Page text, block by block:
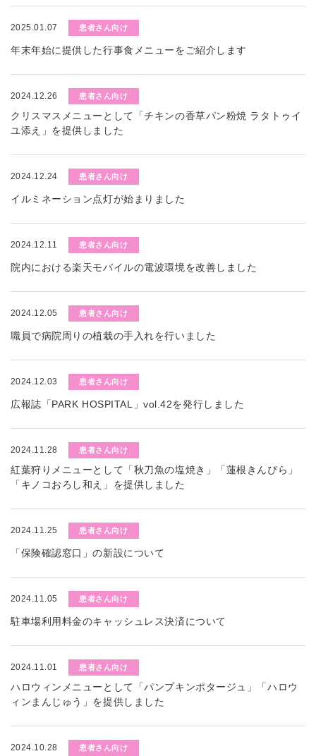
2025.01.07 患者さん向け
年末年始に提供した行事食メニューをご紹介します
2024.12.26 患者さん向け
クリスマスメニューとして「チキンの香草パン粉焼 ラタトゥイ
ユ添え」を提供しました
2024.12.24 患者さん向け
イルミネーション点灯が始まりました
2024.12.11 患者さん向け
院内における楽天モバイルの電波環境を改善しました
2024.12.05 患者さん向け
職員で病院周りの植栽の手入れを行いました
2024.12.03 患者さん向け
広報誌「PARK HOSPITAL」vol.42を発行しました
2024.11.28 患者さん向け
紅葉狩りメニューとして「秋刀魚の塩焼き」「蓮根きんぴら」
「キノコおろし和え」を提供しました
2024.11.25 患者さん向け
「保険確認窓口」の新設について
2024.11.05 患者さん向け
駐車場利用料金のキャッシュレス決済について
2024.11.01 患者さん向け
ハロウィンメニューとして「パンプキンポタージュ」「ハロウ
ィンまんじゅう」を提供しました
2024.10.28 患者さん向け